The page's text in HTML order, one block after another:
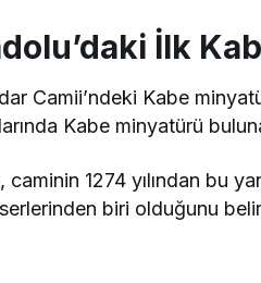
İlk
Camii’ndeki Kabe
Kabe minyatürü
caminin 1274 yılından bu
biri olduğunu